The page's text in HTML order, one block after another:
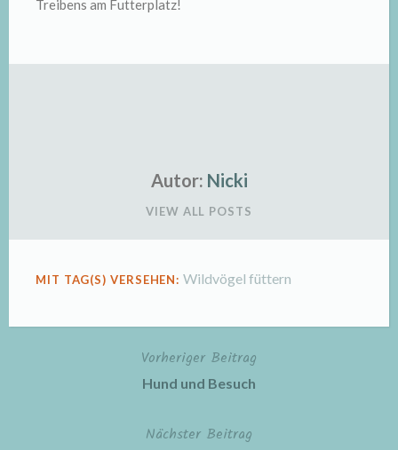
Treibens am Futterplatz!
Autor: Nicki
VIEW ALL POSTS
MIT TAG(S) VERSEHEN:Wildvögel füttern
BeitragsnavigationVorheriger Beitrag
Hund und Besuch
Nächster Beitrag